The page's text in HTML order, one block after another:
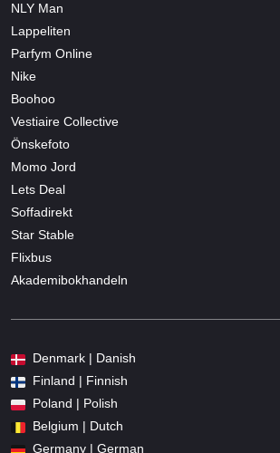
NLY Man
Lappeliten
Parfym Online
Nike
Boohoo
Vestiaire Collective
Önskefoto
Momo Jord
Lets Deal
Soffadirekt
Star Stable
Flixbus
Akademibokhandeln
Denmark | Danish
Finland | Finnish
Poland | Polish
Belgium | Dutch
Germany | German